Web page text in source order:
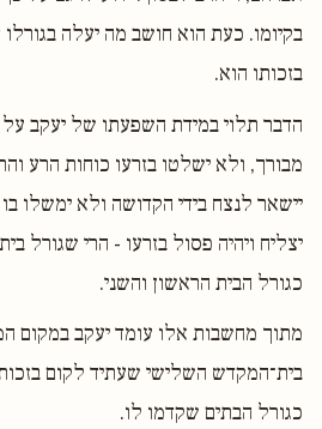
בקיומו. כעת הוא חושב מה יעלה
בזכותו הוא.
הדבר תלוי במידת השפעתו של יעקב על
מבורך, ולא ישלטו בזרעו כוחות הרע
יישאר לנצח בידי הקדושה ולא ימשלו
יצליח ויהיה פסול בזרעו - הרי שגורל
כגורל הבית הראשון והשני.
מתוך מחשבות אלו עומד יעקב במקום
בית־המקדש השלישי שעתיד לקום
כגורל הבתים שקדמו לו.